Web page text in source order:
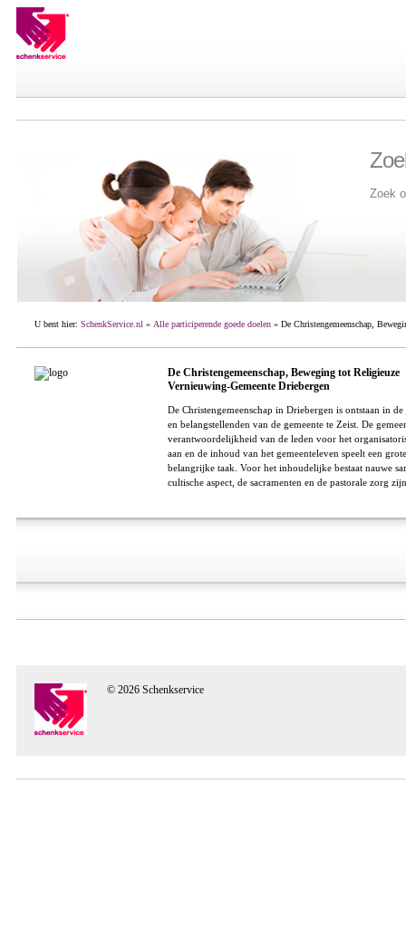
Zoek
U bent hier: SchenkService.nl » Alle participerende goede doelen» De Christengemeenschap,
De Christengemeenschap, Beweging tot Religieuze
Vernieuwing-Gemeente Driebergen
De Christengemeenschap in Driebergen is ontstaan in
en belangstellenden van de gemeente te Zeist. De
verantwoordelijkheid van de leden voor het
aan en de inhoud van het gemeenteleven speelt een
belangrijke taak. Voor het inhoudelijke bestaat nauwe
cultische aspect, de sacramenten en de pastorale zorg
© 2026 Schenkservice